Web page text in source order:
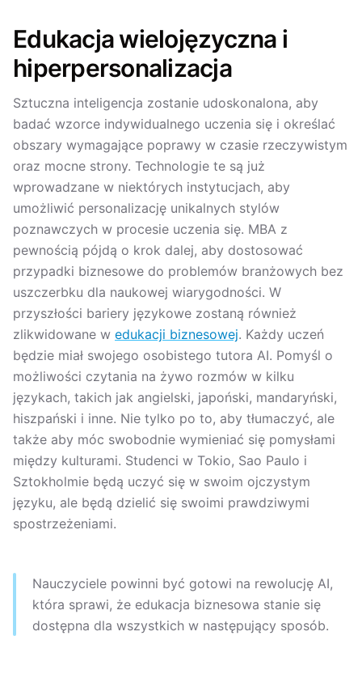
Edukacja wielojęzyczna i
hiperpersonalizacja
Sztuczna inteligencja zostanie udoskonalona, aby
badać wzorce indywidualnego uczenia się i określać
obszary wymagające poprawy w czasie rzeczywistym
oraz mocne strony. Technologie te są już
wprowadzane w niektórych instytucjach, aby
umożliwić personalizację unikalnych stylów
poznawczych w procesie uczenia się. MBA z
pewnością pójdą o krok dalej, aby dostosować
przypadki biznesowe do problemów branżowych bez
uszczerbku dla naukowej wiarygodności. W
przyszłości bariery językowe zostaną również
zlikwidowane w edukacji biznesowej. Każdy uczeń
będzie miał swojego osobistego tutora AI. Pomyśl o
możliwości czytania na żywo rozmów w kilku
językach, takich jak angielski, japoński, mandaryński,
hiszpański i inne. Nie tylko po to, aby tłumaczyć, ale
także aby móc swobodnie wymieniać się pomysłami
między kulturami. Studenci w Tokio, Sao Paulo i
Sztokholmie będą uczyć się w swoim ojczystym
języku, ale będą dzielić się swoimi prawdziwymi
spostrzeżeniami.
Nauczyciele powinni być gotowi na rewolucję AI,
która sprawi, że edukacja biznesowa stanie się
dostępna dla wszystkich w następujący sposób.